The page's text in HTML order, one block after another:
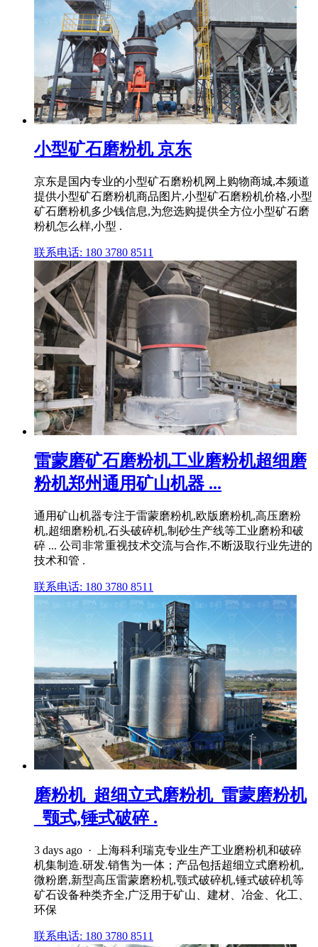
小型矿石磨粉机 京东
京东是国内专业的小型矿石磨粉机网上购物商城,本频道
提供小型矿石磨粉机商品图片,小型矿石磨粉机价格,小型
矿石磨粉机多少钱信息,为您选购提供全方位小型矿石磨
粉机怎么样,小型 .
联系电话: 180 3780 8511
雷蒙磨矿石磨粉机工业磨粉机超细磨
粉机郑州通用矿山机器 ...
通用矿山机器专注于雷蒙磨粉机,欧版磨粉机,高压磨粉
机,超细磨粉机,石头破碎机,制砂生产线等工业磨粉和破
碎 ... 公司非常重视技术交流与合作,不断汲取行业先进的
技术和管 .
联系电话: 180 3780 8511
磨粉机_超细立式磨粉机_雷蒙磨粉机
_颚式,锤式破碎 .
3 days ago · 上海科利瑞克专业生产工业磨粉机和破碎
机集制造.研发.销售为一体；产品包括超细立式磨粉机,
微粉磨,新型高压雷蒙磨粉机,颚式破碎机,锤式破碎机等
矿石设备种类齐全,广泛用于矿山、建材、冶金、化工、
环保
联系电话: 180 3780 8511